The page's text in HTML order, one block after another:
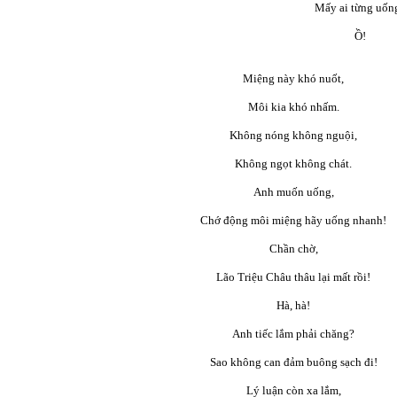
Mấy ai từng
Ồ!
Miệng này khó nuốt,
Môi kia khó nhấm.
Không nóng không nguội,
Không ngọt không chát.
Anh muốn uống,
Chớ động môi miệng hãy uống nhanh!
Chần chờ,
Lão Triệu Châu thâu lại mất rồi!
Hà, hà!
Anh tiếc lắm phải chăng?
Sao không can đảm buông sạch đi!
Lý luận còn xa lắm,